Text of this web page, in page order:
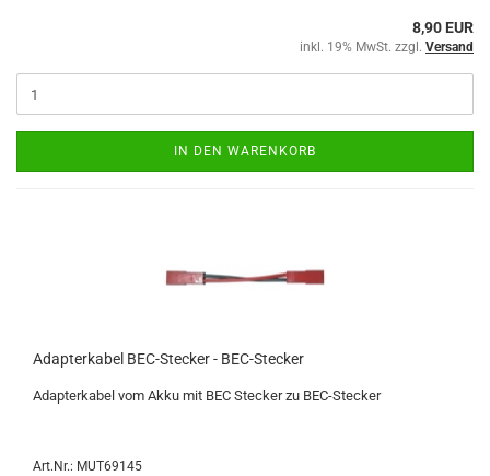
8,90 EUR
inkl. 19% MwSt. zzgl. Versand
IN DEN WARENKORB
Adapterkabel BEC-Stecker - BEC-Stecker
Adapterkabel vom Akku mit BEC Stecker zu BEC-Stecker
Art.Nr.: MUT69145